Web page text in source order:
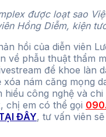
được loạt sao
Hồng Diễm, kiện
hồi của diễn viên
về phẫu thuật thẩm
để khoe làn
xóa nám căng mọng
hiểu công nghệ và
chị em có thể gọi
ĐÂY, tư vấn viên